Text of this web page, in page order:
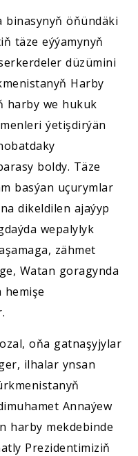
binasynyň öňündäki
täze eýýamynyň
düzümini
Harby
harby we hukuk
ýetişdirýän
boldy. Täze
basýan uçurymlar
dikeldilen ajaýyp
wepalylyk
zähmet
Watan goragynda
oňa gatnaşyjylar
ilhalar ynsan
Annaýew
harby mekdebinde
Prezidentimiziň